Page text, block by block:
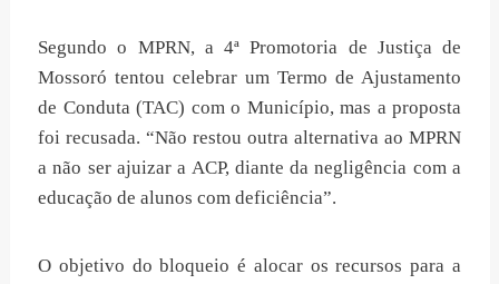
Segundo o MPRN, a 4ª Promotoria de Justiça de
Mossoró tentou celebrar um Termo de Ajustamento
de Conduta (TAC) com o Município, mas a proposta
foi recusada. “Não restou outra alternativa ao MPRN
a não ser ajuizar a ACP, diante da negligência com a
educação de alunos com deficiência”.
O objetivo do bloqueio é alocar os recursos para a